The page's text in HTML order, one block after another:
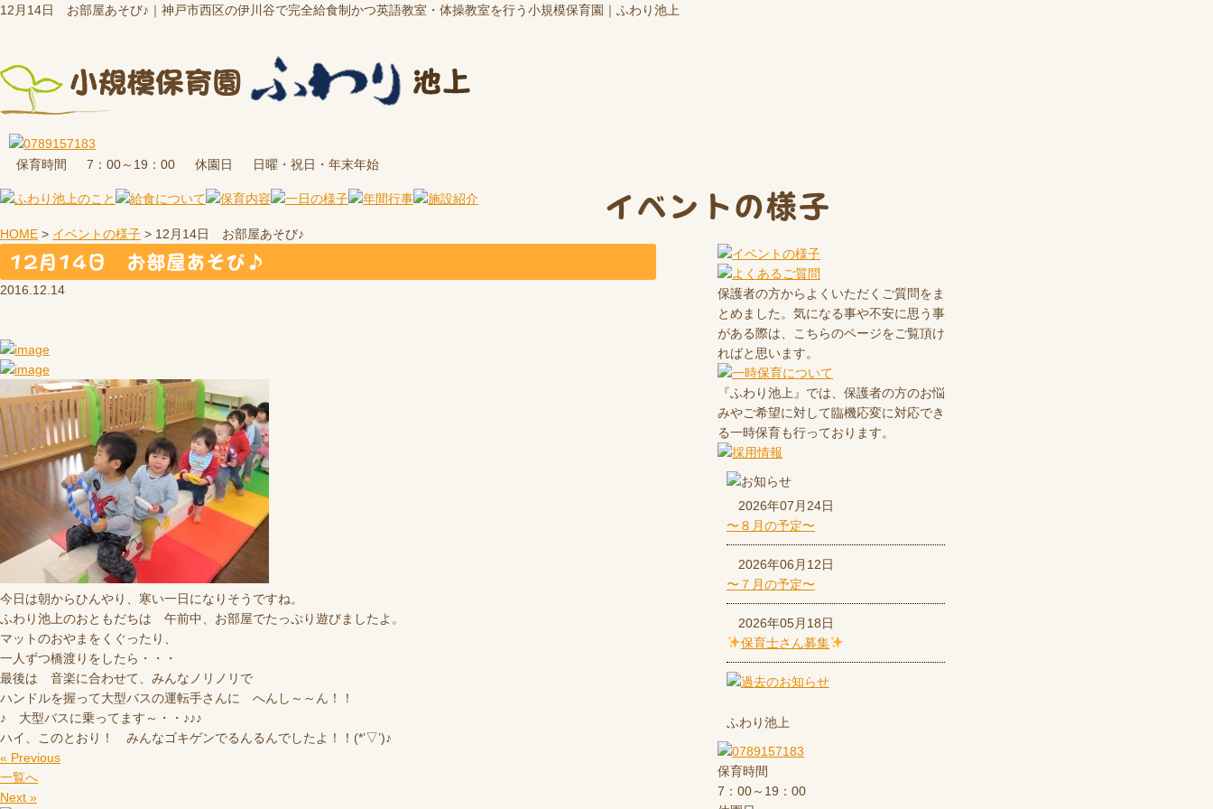
12月14日 お部屋あそび♪｜神戸市西区の伊川谷で完全給食制かつ英語教室・体操教室を行う小規模保育園｜ふわり池上
保育時間 7：00～19：00 休園日 日曜・祝日・年末年始
イベントの様子
HOME > イベントの様子 > 12月14日 お部屋あそび♪
12月14日 お部屋あそび♪
2016.12.14
今日は朝からひんやり、寒い一日になりそうですね。
ふわり池上のおともだちは 午前中、お部屋でたっぷり遊びましたよ。
マットのおやまをくぐったり、
一人ずつ橋渡りをしたら・・・
最後は 音楽に合わせて、みんなノリノリで
ハンドルを握って大型バスの運転手さんに へんし～～ん！！
♪ 大型バスに乗ってます～・・♪♪♪
ハイ、このとおり！ みんなゴキゲンでるんるんでしたよ！！(*’▽’)♪
« Previous
一覧へ
Next »
保護者の方からよくいただくご質問をま
とめました。気になる事や不安に思う事
がある際は、こちらのページをご覧頂け
ればと思います。
『ふわり池上』では、保護者の方のお悩
みやご希望に対して臨機応変に対応でき
る一時保育も行っております。
2026年07月24日
〜８月の予定〜
2026年06月12日
〜７月の予定〜
2026年05月18日
保育士さん募集
ふわり池上
保育時間
7：00～19：00